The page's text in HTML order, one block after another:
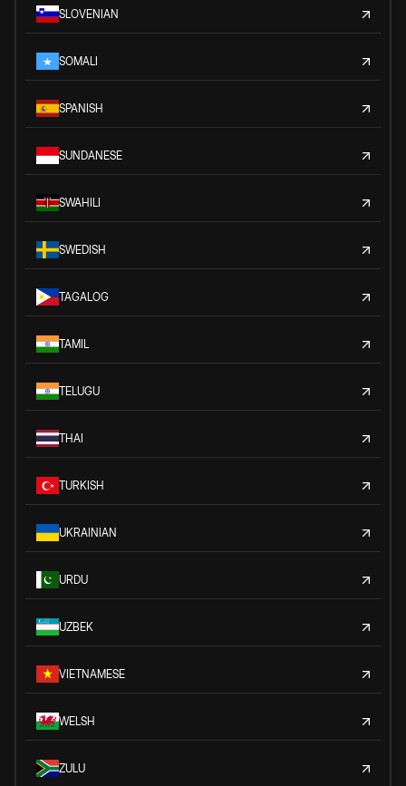
SLOVENIAN
SOMALI
SPANISH
SUNDANESE
SWAHILI
SWEDISH
TAGALOG
TAMIL
TELUGU
THAI
TURKISH
UKRAINIAN
URDU
UZBEK
VIETNAMESE
WELSH
ZULU